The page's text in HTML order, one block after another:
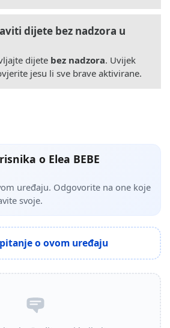
dijete bez nadzora u
dijete bez nadzora. Uvijek
jesu li sve brave aktivirane.
o Elea BEBE
uređaju. Odgovorite na one koje
svoje.
o ovom uređaju